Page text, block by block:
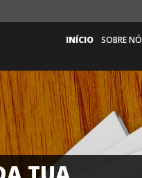
INÍCIO SOBRE